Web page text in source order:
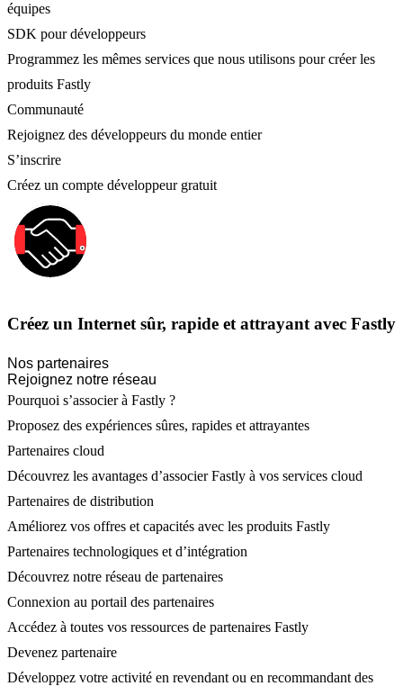
équipes
SDK pour développeurs
Programmez les mêmes services que nous utilisons pour créer les
produits Fastly
Communauté
Rejoignez des développeurs du monde entier
S’inscrire
Créez un compte développeur gratuit
Créez un Internet sûr, rapide et attrayant avec Fastly
Nos partenaires
Rejoignez notre réseau
Pourquoi s’associer à Fastly ?
Proposez des expériences sûres, rapides et attrayantes
Partenaires cloud
Découvrez les avantages d’associer Fastly à vos services cloud
Partenaires de distribution
Améliorez vos offres et capacités avec les produits Fastly
Partenaires technologiques et d’intégration
Découvrez notre réseau de partenaires
Connexion au portail des partenaires
Accédez à toutes vos ressources de partenaires Fastly
Devenez partenaire
Développez votre activité en revendant ou en recommandant des